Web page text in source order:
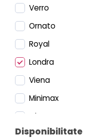
Verro
Ornato
Royal
Londra
Viena
Minimax
Glass
Verte Home Negru
Disponibilitate